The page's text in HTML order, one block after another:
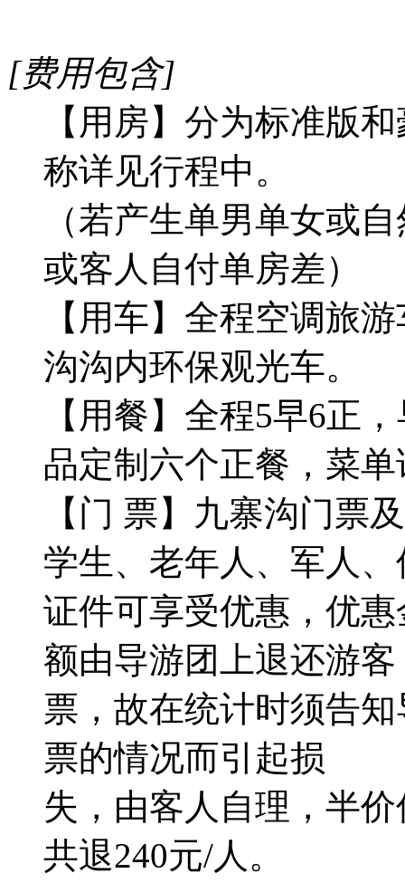
[费用包含]
【用房】分为标准版
称详见行程中。
（若产生单男单女或
或客人自付单房差）
【用车】全程空调旅
沟沟内环保观光车。
【用餐】全程5早6正
品定制六个正餐，菜
【门 票】九寨沟门票
学生、老年人、军人
证件可享受优惠，优惠
额由导游团上退还游
票，故在统计时须告
票的情况而引起损
失，由客人自理，半
共退240元/人。